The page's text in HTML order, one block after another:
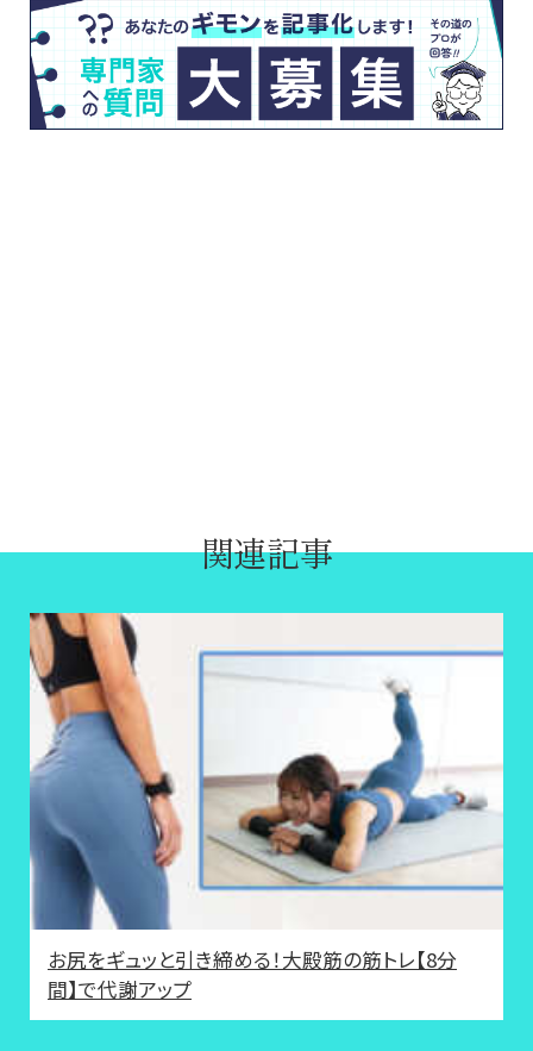
関連記事
お尻をギュッと引き締める！大殿筋の筋トレ【8分
間】で代謝アップ